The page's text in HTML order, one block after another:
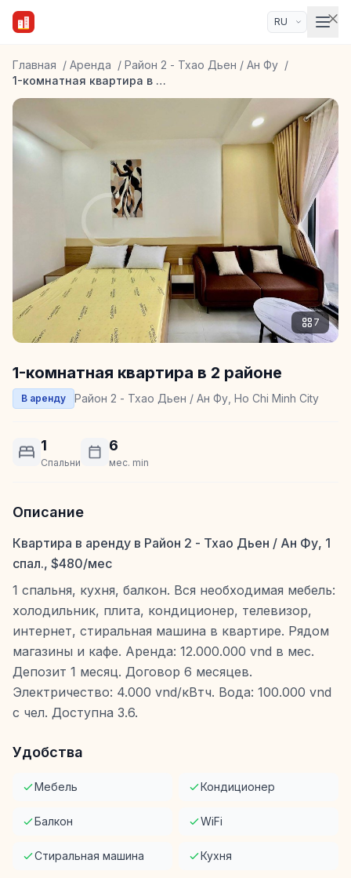
Главная / Аренда / Район 2 - Тхао Дьен / Ан Фу /
1-комнатная квартира в 2 районе
7
1-комнатная квартира в 2 районе
В аренду Район 2 - Тхао Дьен / Ан Фу, Ho Chi Minh City
1
Спальни
6
мес. min
Описание
Квартира в аренду в Район 2 - Тхао Дьен / Ан Фу, 1
спал., $480/мес
1 спальня, кухня, балкон. Вся необходимая мебель:
холодильник, плита, кондиционер, телевизор,
интернет, стиральная машина в квартире. Рядом
магазины и кафе. Аренда: 12.000.000 vnd в мес.
Депозит 1 месяц. Договор 6 месяцев.
Электричество: 4.000 vnd/кВтч. Вода: 100.000 vnd
с чел. Доступна 3.6.
Удобства
Мебель Кондиционер
Балкон WiFi
Стиральная машина Кухня